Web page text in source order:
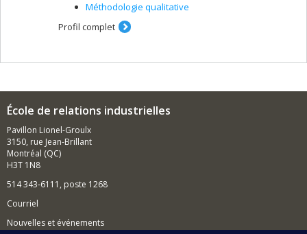
Méthodologie qualitative
Profil complet
École de relations industrielles
Pavillon Lionel-Groulx
3150, rue Jean-Brillant
Montréal (QC)
H3T 1N8
514 343-6111, poste 1268
Courriel
Nouvelles et événements